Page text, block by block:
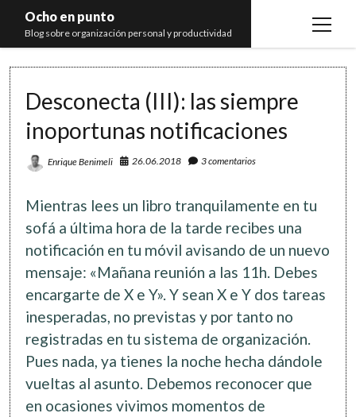
Ocho en punto
Blog sobre organización personal y productividad
open
Libros
Recomendaciones
Desconecta (III): las siempre
inoportunas notificaciones
Enrique Benimeli 26.06.2018 3 comentarios
Mientras lees un libro tranquilamente en tu
sofá a última hora de la tarde recibes una
notificación en tu móvil avisando de un nuevo
mensaje: «Mañana reunión a las 11h. Debes
encargarte de X e Y». Y sean X e Y dos tareas
inesperadas, no previstas y por tanto no
registradas en tu sistema de organización.
Pues nada, ya tienes la noche hecha dándole
vueltas al asunto. Debemos reconocer que
en ocasiones vivimos momentos de